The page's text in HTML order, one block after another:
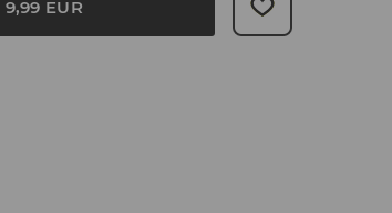
9,99 EUR